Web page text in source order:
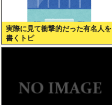
実際に見て衝撃的だった有名人を
書くトピ